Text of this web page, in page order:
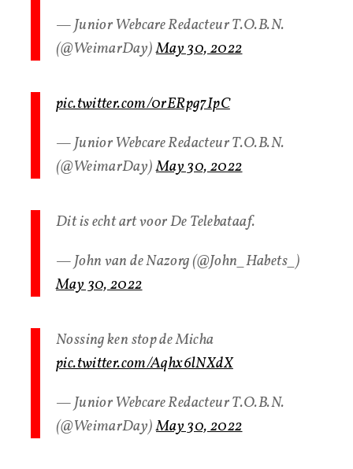
— Junior Webcare Redacteur T.O.B.N.
(@WeimarDay)May 30, 2022
pic.twitter.com/0rERpg7IpC
— Junior Webcare Redacteur T.O.B.N.
(@WeimarDay)May 30, 2022
Dit is echt art voor De Telebataaf.
— John van de Nazorg (@John_Habets_)
May 30, 2022
Nossing ken stop de Micha
pic.twitter.com/Aqhx6lNXdX
— Junior Webcare Redacteur T.O.B.N.
(@WeimarDay)May 30, 2022